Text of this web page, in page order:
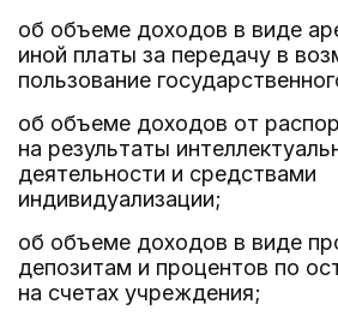
об объеме доходов в виде
иной платы за передачу в
пользование
об объеме доходов от
на результаты
деятельности и средствами
индивидуализации;
об объеме доходов в виде
депозитам и процентов по
на счетах учреждения;